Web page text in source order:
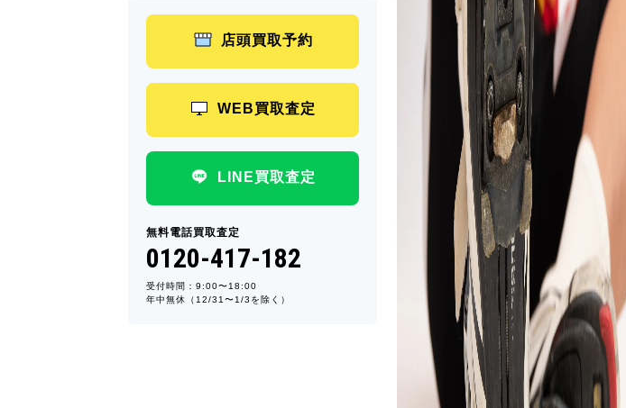
店頭買取予約
WEB買取査定
LINE買取査定
無料電話買取査定
0120-417-182
受付時間：9:00〜18:00
年中無休（12/31〜1/3を除く）